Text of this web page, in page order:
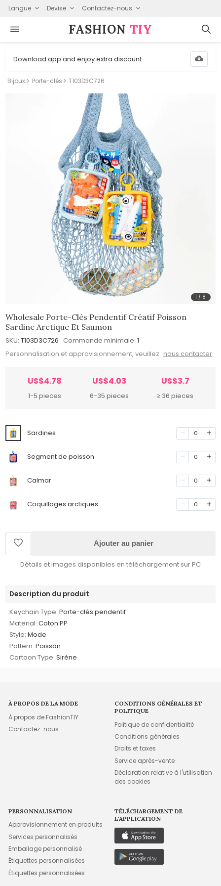
Langue Devise Contactez-nous
FASHION⁠ TIY
Download app and enjoy extra discount
Bijoux Porte-clés T103D3C726
1 / 8
Wholesale Porte-Clés Pendentif Créatif Poisson
Sardine Arctique Et Saumon
SKU: T103D3C726 Commande minimale: 1
Personnalisation et approvisionnement, veuillez nous contacter
US$4.78
1-5 pieces
US$4.03
6-35 pieces
US$3.7
≥ 36 pieces
Sardines 0
Segment de poisson 0
Calmar 0
Coquillages arctiques 0
Ajouter au panier
Détails et images disponibles en téléchargement sur PC
Description du produit
Keychain Type: Porte-clés pendentif
Material: Coton PP
Style: Mode
Pattern: Poisson
Cartoon Type: Sirène
À PROPOS DE LA MODE
À propos de FashionTIY
Contactez-nous
CONDITIONS GÉNÉRALES ET
POLITIQUE
Politique de confidentialité
Conditions générales
Droits et taxes
Service après-vente
Déclaration relative à l'utilisation
des cookies
PERSONNALISATION
Approvisionnement en produits
Services personnalisés
Emballage personnalisé
Étiquettes personnalisées
Étiquettes personnalisées
TÉLÉCHARGEMENT DE
L'APPLICATION